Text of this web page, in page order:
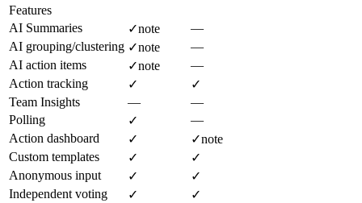
Features
AI Summaries
✓note
—
AI grouping/clustering ✓note
—
AI action items
✓note
—
Action tracking
✓
✓
Team Insights
—
—
Polling
✓
—
Action dashboard
✓ ✓note
Custom templates
✓
✓
Anonymous input
✓
✓
Independent voting
✓ ✓